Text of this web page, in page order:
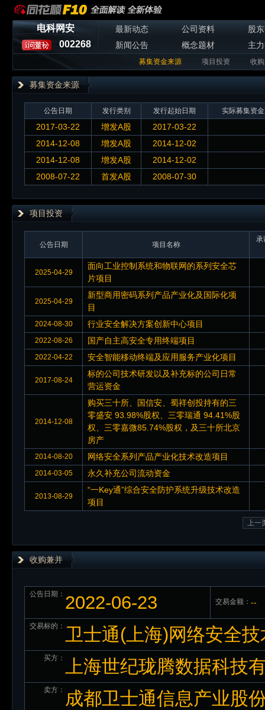
电科网安
002268
最新动态 公司资料
股
新闻公告
概念题材 主
募集资金来源 项目投资 收
募集资金来源
公告日期 发行类别 发行起始日期 实际募集资
2017-03-22 增发A股
2017-03-22
2014-12-08
增发A股
2014-12-02
2014-12-08
增发A股
2014-12-02
2008-07-22
首发A股 2008-07-30
项目投资
公告日期 项目名称
承
2025-04-29
面向工业控制系统和物联网的系列安全芯
片项目
2025-04-29
新型商用密码系列产品产业化及国际化项
目
2024-08-30 行业安全解决方案创新中心项目
2022-08-26 国产自主高安全专用终端项目
2022-04-22 安全智能移动终端及应用服务产业化项目
2017-08-24
标的公司技术研发以及补充标的公司日常
营运资金
2014-12-08
购买三十所、国信安、蜀祥创投持有的三
零盛安 93.98%股权、三零瑞通 94.41%股
权、三零嘉微85.74%股权，及三十所北京
房产
2014-08-20 网络安全系列产品产业化技术改造项目
2014-03-05 永久补充公司流动资金
2013-08-29
“一Key通”综合安全防护系统升级技术改造
项目
上一
收购兼并
公告日期： 2022-06-23 交易金额： --
交易标的： 卫士通(上海)网络安全
买方： 上海世纪珑腾数据科技
卖方： 成都卫士通信息产业股